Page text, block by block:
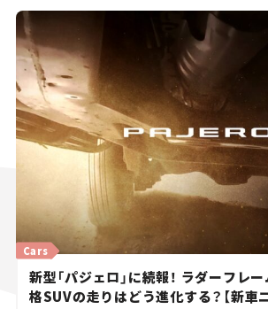
新型「パジェロ」に続報！ ラダーフレ
格SUVの走りはどう進化する？【新車
Cars